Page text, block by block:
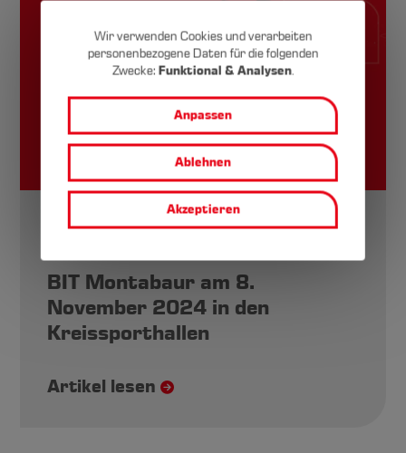
08.11.2024 News
BIT Montabaur am 8.
November 2024 in den
Kreissporthallen
Artikel lesen
Cookie-
Einstellungen
Wir verwenden Cookies und verarbeiten
personenbezogene Daten für die folgenden
Zwecke: Funktional & Analysen.
Anpassen
Ablehnen
Akzeptieren